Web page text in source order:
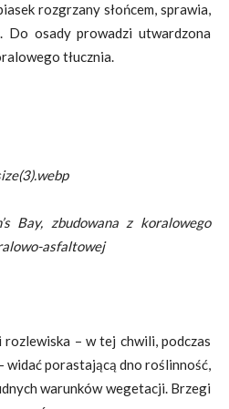
rozgrzany słońcem, sprawia,
Do osady prowadzi utwardzona
tłucznia.
Bay, zbudowana z koralowego
asfaltowej
– w tej chwili, podczas
widać porastającą dno roślinność,
warunków wegetacji. Brzegi